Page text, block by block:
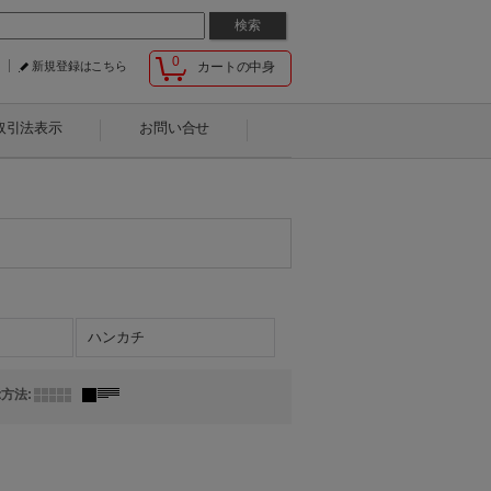
0 カートの中身
新規登録はこちら
引法表示 お問い合せ
ハンカチ
法: